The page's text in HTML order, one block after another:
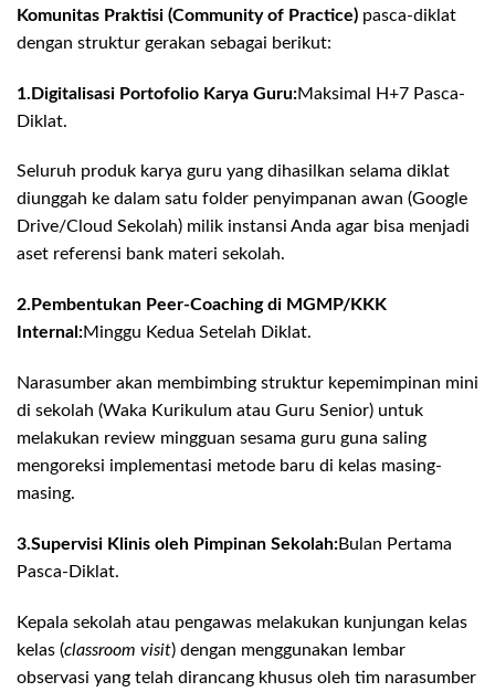
Komunitas Praktisi (Community of Practice) pasca-diklat
dengan struktur gerakan sebagai berikut:
1.Digitalisasi Portofolio Karya Guru:Maksimal H+7 Pasca-
Diklat.
Seluruh produk karya guru yang dihasilkan selama diklat
diunggah ke dalam satu folder penyimpanan awan (Google
Drive/Cloud Sekolah) milik instansi Anda agar bisa menjadi
aset referensi bank materi sekolah.
2.Pembentukan Peer-Coaching di MGMP/KKK
Internal:Minggu Kedua Setelah Diklat.
Narasumber akan membimbing struktur kepemimpinan mini
di sekolah (Waka Kurikulum atau Guru Senior) untuk
melakukan review mingguan sesama guru guna saling
mengoreksi implementasi metode baru di kelas masing-
masing.
3.Supervisi Klinis oleh Pimpinan Sekolah:Bulan Pertama
Pasca-Diklat.
Kepala sekolah atau pengawas melakukan kunjungan kelas
kelas (classroom visit) dengan menggunakan lembar
observasi yang telah dirancang khusus oleh tim narasumber